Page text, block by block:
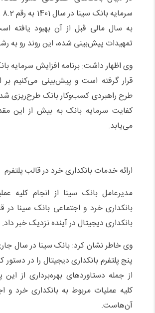
به سال مالی قبل از آن بهبود یافته
تمهیدات پیش‌بینی شده، این روند رو به
وی اظهار داشت: برنامه افزایش سرمایه
قرار گرفته است و پیش‌بینی می‌کنیم
طرح راهبردی کسب‌وکار بانک طرح‌ریزی
کفایت سرمایه بانک به بیش از این
می‌یابد.
ارائه خدمات بانکداری خرد در قالب پلتفرم
مدیرعامل بانک سینا از انجام کلیه
بانکداری خرد و اجتماعی بانک سینا در
بانکداری دیجیتال در آینده نزدیک خبر داد.
وی خاطر نشان کرد: بانک سینا در سال
پنج پلتفرم بانکداری دیجیتال را در دستور
از جمله دستاوردهای بهره‌برداری از این
کلیه عملیات مربوط به بانکداری خرد و
آن‌هاست.